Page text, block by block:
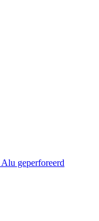
Alu geperforeerd